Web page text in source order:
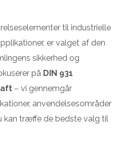
til industrielle
er valget af den
sikkerhed og
på DIN 931
– vi gennemgår
anvendelsesområder
kan træffe de bedste valg til